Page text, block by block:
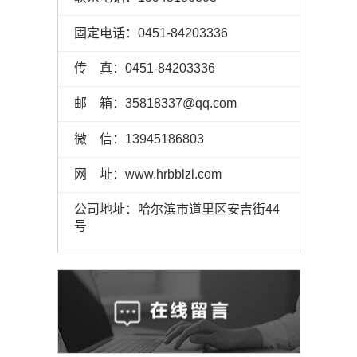
固定电话：0451-84203336
传 真：0451-84203336
邮 箱：35818337@qq.com
微 信：13945186803
网 址：www.hrbblzl.com
公司地址：哈尔滨市道里区安吉街44
号